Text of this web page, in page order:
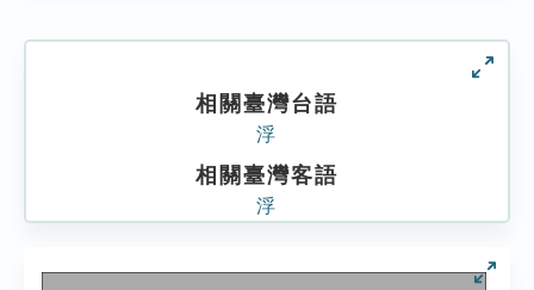
相關臺灣台語
浮
相關臺灣客語
浮